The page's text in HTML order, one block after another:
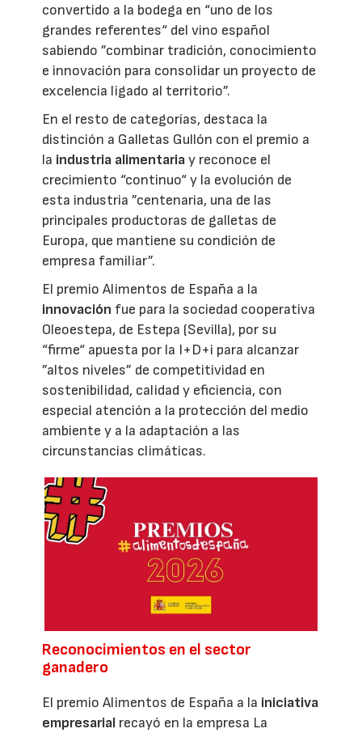
convertido a la bodega en “uno de los
grandes referentes“ del vino español
sabiendo ”combinar tradición, conocimiento
e innovación para consolidar un proyecto de
excelencia ligado al territorio”.
En el resto de categorías, destaca la
distinción a Galletas Gullón con el premio a
la industria alimentariay reconoce el
crecimiento “continuo“ y la evolución de
esta industria ”centenaria, una de las
principales productoras de galletas de
Europa, que mantiene su condición de
empresa familiar”.
El premio Alimentos de España a la
innovación fue para la sociedad cooperativa
Oleoestepa, de Estepa (Sevilla), por su
“firme“ apuesta por la I+D+i para alcanzar
”altos niveles” de competitividad en
sostenibilidad, calidad y eficiencia, con
especial atención a la protección del medio
ambiente y a la adaptación a las
circunstancias climáticas.
Reconocimientos en el sector
ganadero
El premio Alimentos de España a la iniciativa
empresarial recayó en la empresa La